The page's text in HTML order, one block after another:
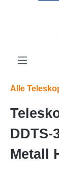
Alle
DDTS-
Metall